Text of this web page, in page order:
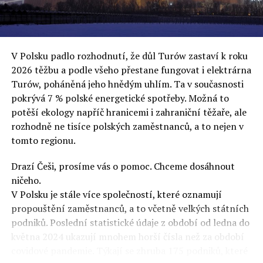
uvěří a nebudou se ptát na podrobnosti,“ řekl Rafał
Ziemkiewicz, redaktor týdeníku Do Rzeczy a ironicky
dodal: „Když se nynějšímu vedení státního hřebčince
podařilo prodat na aukci 10 plemenných koní za 600
000 euro, bylo to provládními médii oslavované jako
velký úspěch. Za vlády PiS se 14 koní prodalo za 2,5
milionu euro, což bylo stejnou mediální partou
komentováno jako konec polského chovu koní. Ve vidění
kontrolorů činnosti PiS ale určitě šlo při prodeji koní o
praní peněz či jinou nelegální činnost.“
Tuskova čísla jsou ale ujetá i jinde, pokračoval
Ziemkiewicz. „Ve vládní aféře PiS kolem vydávání víz
Tusk tvrdil, že za vlády dnešní opozice se nelegálně
prodalo 600 000 víz do Polska. Byla na to dokonce
vytvořena parlamentní vyšetřovací komise, která přišla
ale pouze na to, že 220 víz do Polska bylo
prostřednictvím úplatků uspíšeno, tedy že víza byla
V Polsku padlo rozhodnutí, že důl Turów zastaví k roku
2026 těžbu a podle všeho přestane fungovat i elektrárna
Turów, poháněná jeho hnědým uhlím. Ta v současnosti
pokrývá 7 % polské energetické spotřeby. Možná to
potěší ekology napříč hranicemi i zahraniční těžaře, ale
rozhodně ne tisíce polských zaměstnanců, a to nejen v
tomto regionu.
Drazí Češi, prosíme vás o pomoc. Chceme dosáhnout
ničeho.
V Polsku je stále více společností, které oznamují
propouštění zaměstnanců, a to včetně velkých státních
podniků. Poslední statistické údaje z období od ledna do
května 2024 ukazují mnohem horší čísla než za období